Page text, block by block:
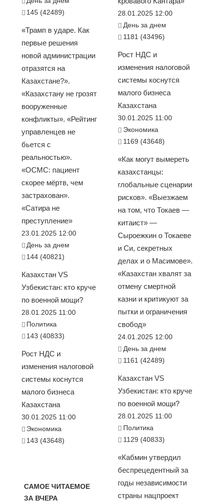
145 (42489)
«Трамп в ударе. Как
первые решения
новой администрации
отразятся на
Казахстане?».
«Казахстану не грозят
вооруженные
конфликты». «Рейтинг
управленцев не
бьется с
реальностью».
«ОСМС: пациент
скорее мёртв, чем
застрахован».
«Сатира не
преступление»
23.01.2025 12:00
День за днем
144 (40821)
Казахстан VS
Узбекистан: кто круче
по военной мощи?
28.01.2025 11:00
Политика
143 (40833)
Рост НДС и
изменения налоговой
системы коснутся
малого бизнеса
Казахстана
30.01.2025 11:00
Экономика
143 (43648)
САМОЕ ЧИТАЕМОЕ
ЗА ВЧЕРА
28.01.2025 12:00
День за днем
1181 (43496)
Рост НДС и
изменения налоговой
системы коснутся
малого бизнеса
Казахстана
30.01.2025 11:00
Экономика
1169 (43648)
«Как могут вымереть
казахстанцы:
глобальные сценарии
рисков». «Выезжаем
на том, что Токаев —
китаист» —
Сыроежкин о Токаеве
и Си, секретных
делах и о Масимове».
«Казахстан хвалят за
отмену смертной
казни и критикуют за
пытки и ограничения
свобод»
24.01.2025 12:00
День за днем
1161 (42489)
Казахстан VS
Узбекистан: кто круче
по военной мощи?
28.01.2025 11:00
Политика
1129 (40833)
«Кабмин утвердил
беспрецедентный за
годы независимости
страны нацпроект